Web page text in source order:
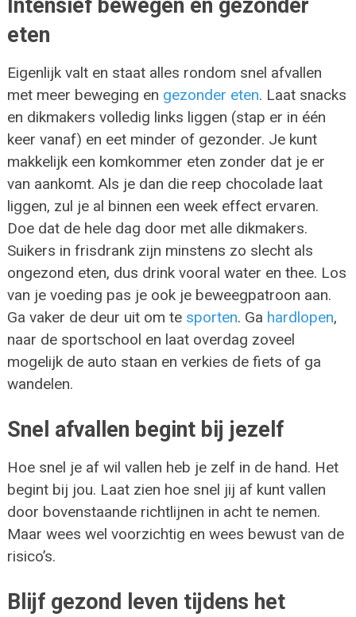
Intensief bewegen en gezonder
eten
Eigenlijk valt en staat alles rondom snel afvallen
met meer beweging en gezonder eten. Laat snacks
en dikmakers volledig links liggen (stap er in één
keer vanaf) en eet minder of gezonder. Je kunt
makkelijk een komkommer eten zonder dat je er
van aankomt. Als je dan die reep chocolade laat
liggen, zul je al binnen een week effect ervaren.
Doe dat de hele dag door met alle dikmakers.
Suikers in frisdrank zijn minstens zo slecht als
ongezond eten, dus drink vooral water en thee. Los
van je voeding pas je ook je beweegpatroon aan.
Ga vaker de deur uit om te sporten. Ga hardlopen,
naar de sportschool en laat overdag zoveel
mogelijk de auto staan en verkies de fiets of ga
wandelen.
Snel afvallen begint bij jezelf
Hoe snel je af wil vallen heb je zelf in de hand. Het
begint bij jou. Laat zien hoe snel jij af kunt vallen
door bovenstaande richtlijnen in acht te nemen.
Maar wees wel voorzichtig en wees bewust van de
risico’s.
Blijf gezond leven tijdens het